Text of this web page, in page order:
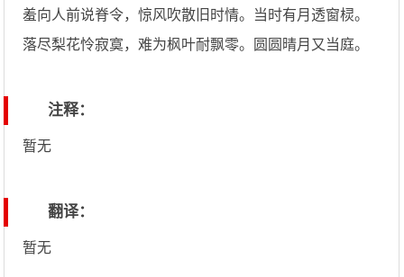
羞向人前说脊令，惊风吹散旧时情。当时有月透窗棂。
落尽梨花怜寂寞，难为枫叶耐飘零。圆圆晴月又当庭。
注释：
暂无
翻译：
暂无